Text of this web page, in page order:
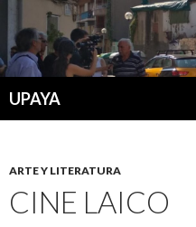
UPAYA
ARTE Y LITERATURA
CINE LAICO